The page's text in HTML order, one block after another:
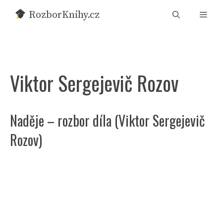
Přeskočit
RozborKnihy.cz
Viktor Sergejevič Rozov
Naděje – rozbor díla (Viktor Sergejevič
Rozov)